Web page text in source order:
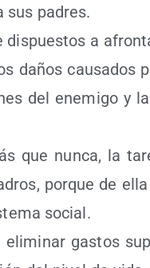
sus padres.
dis­pues­tos a
daños cau­sa­dos
del enemi­go y
que nun­ca, la
por­que de
social.
gas­tos